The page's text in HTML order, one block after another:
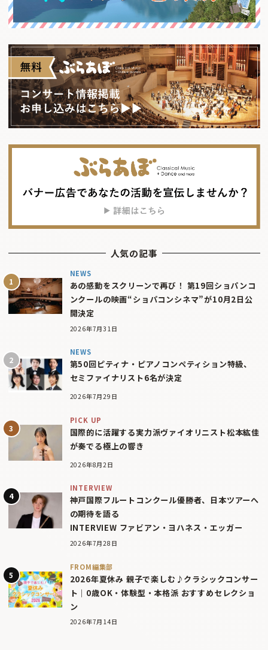
人気の記事
NEWS
あの感動をスクリーンで再び！ 第19回ショパンコ
ンクールの映画“ショパコンシネマ”が10月2日公
開決定
2026年7月31日
NEWS
第50回ピティナ・ピアノコンペティション特級、
セミファイナリスト6名が決定
2026年7月29日
PICK UP
国際的に活躍する実力派ヴァイオリニスト松本紘佳
が奏でる極上の響き
2026年8月2日
INTERVIEW
神戸国際フルートコンクール優勝者、日本ツアーへ
の期待を語る
INTERVIEW ファビアン・ヨハネス・エッガー
2026年7月28日
FROM編集部
2026年夏休み 親子で楽しむ♪クラシックコンサー
ト｜0歳OK・体験型・本格派 おすすめセレクショ
ン
2026年7月14日